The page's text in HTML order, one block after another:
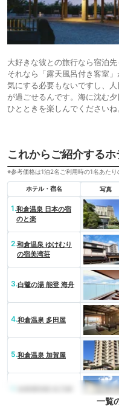
大好きな彼との旅行なら宿泊
それなら「露天風呂付き客室
気にする必要もないですし、
が過ごせるんです。海に沈む
ひとときを楽しんでくださいね
これからご紹介する
※参考価格は1泊2名ご利用時の1名あたり
ホテル・宿名 写真
1.和倉温泉 日本の宿
のと楽
2.和倉温泉 ゆけむり
の宿美湾荘
3.白鷺の湯 能登 海舟
4.和倉温泉 多田屋
5.和倉温泉 加賀屋
一覧